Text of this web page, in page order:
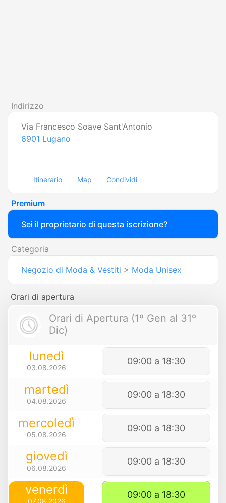
Indirizzo
Via Francesco Soave Sant'Antonio
6901 Lugano
Itinerario Map Condividi
Premium
Sei il proprietario di questa iscrizione?
Categoria
Negozio di Moda & Vestiti > Moda Unisex
Orari di apertura
Orari di Apertura (1º Gen al 31º
Dic)
lunedì
03.08.2026
09:00 a 18:30
martedì
04.08.2026
09:00 a 18:30
mercoledì
05.08.2026
09:00 a 18:30
giovedì
06.08.2026
09:00 a 18:30
venerdì
07.08.2026
09:00 a 18:30